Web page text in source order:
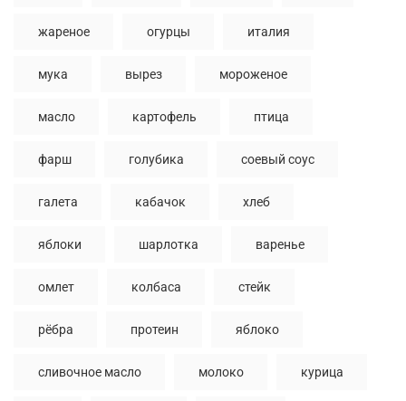
жареное огурцы италия
мука вырез мороженое
масло картофель птица
фарш голубика соевый соус
галета кабачок хлеб
яблоки шарлотка варенье
омлет колбаса стейк
рёбра протеин яблоко
сливочное масло молоко курица